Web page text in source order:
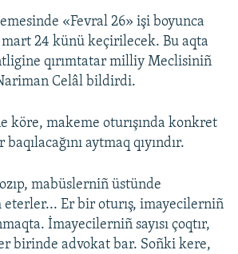
«Fevral 26» işi boyunca
mart 24 künü keçirilecek. Bu aqta
qırımtatar milliy Meclisiniñ
Celâl bildirdi.
köre, makeme oturışında konkret
aytmaq qıyındır.
mabüslerniñ üstünde
eterler... Er bir oturış, imayecilerniñ
İmayecilerniñ sayısı çoqtır,
birinde advokat bar. Soñki kere,